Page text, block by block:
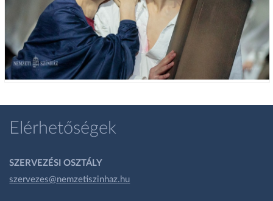
Elérhetőségek
SZERVEZÉSI OSZTÁLY
szervezes@nemzetiszinhaz.hu